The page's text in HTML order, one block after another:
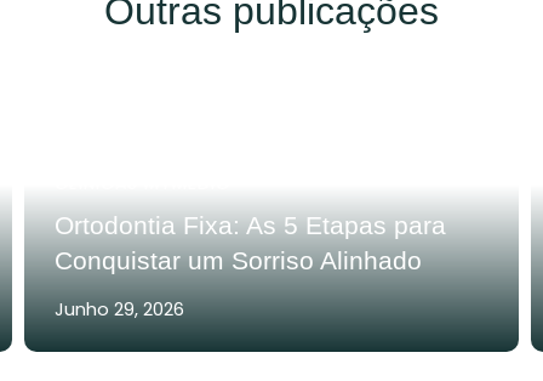
Outras publicações
Ortodontia Fixa: As 5 Etapas para
Conquistar um Sorriso Alinhado
Junho 29, 2026